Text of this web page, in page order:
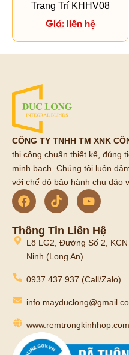
Trang Trí KHHV08
Giá: liên hệ
CÔNG TY TNHH TM XNK
thi công chuẩn thiết kế, đúng
minh bạch. Chúng tôi luôn
với chế độ bảo hành chu đáo
Thông Tin Liên Hệ
Lô LG2, Đường Số 2,
Ninh (Long An)
0937 437 937 (Call/Zalo)
www.remtrongkinhhop.com